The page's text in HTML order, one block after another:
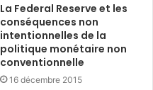
La Federal Reserve et les
conséquences non
intentionnelles de la
politique monétaire non
conventionnelle
16 décembre 2015